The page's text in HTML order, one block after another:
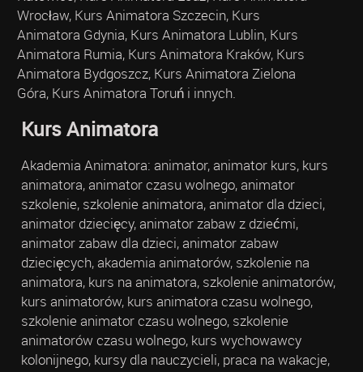
Wrocław, Kurs Animatora Szczecin, Kurs
Animatora Gdynia, Kurs Animatora Lublin, Kurs
Animatora Rumia, Kurs Animatora Kraków, Kurs
Animatora Bydgoszcz, Kurs Animatora Zielona
Góra, Kurs Animatora Toruń i innych.
Kurs Animatora
Akademia Animatora: animator, animator kurs, kurs
animatora, animator czasu wolnego, animator
szkolenie, szkolenie animatora, animator dla dzieci,
animator dziecięcy, animator zabaw z dziećmi,
animator zabaw dla dzieci, animator zabaw
dziecięcych, akademia animatorów, szkolenie na
animatora, kurs na animatora, szkolenie animatorów,
kurs animatorów, kurs animatora czasu wolnego,
szkolenie animator czasu wolnego, szkolenie
animatorów czasu wolnego, kurs wychowawcy
kolonijnego, kursy dla nauczycieli, praca na wakacje,